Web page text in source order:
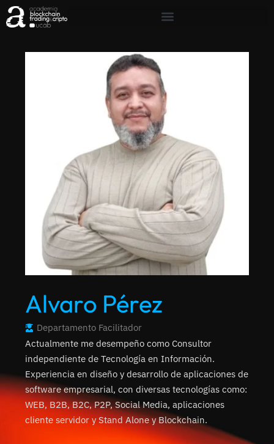
Alvaro Pérez
Departamento Facilitador
Actualmente me desempeño como Consultor
independiente de Tecnología en Información.
Experiencia en diseño y desarrollo de aplicaciones de
software empresarial, con diversas tecnologías como:
WEB, B2B, B2C, P2P, Social Media, aplicaciones
cliente servidor y Stand Alone y Blockchain.